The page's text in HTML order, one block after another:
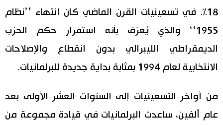
18%. في تسعينيات القرن الماضي كان انتهاء ’’نظام
1955‘‘ والذي يُعرّف بأنه استمرار حكم الحزب
الديمقراطي الليبرالي بدون انقطاع والإصلاحات
الانتخابية لعام 1994 بمثابة بداية جديدة للبرلمانيات.
من أواخر التسعينيات إلى السنوات العشر الأولى بعد
عام ألفين، ساعدت البرلمانيات في قيادة مجموعة من